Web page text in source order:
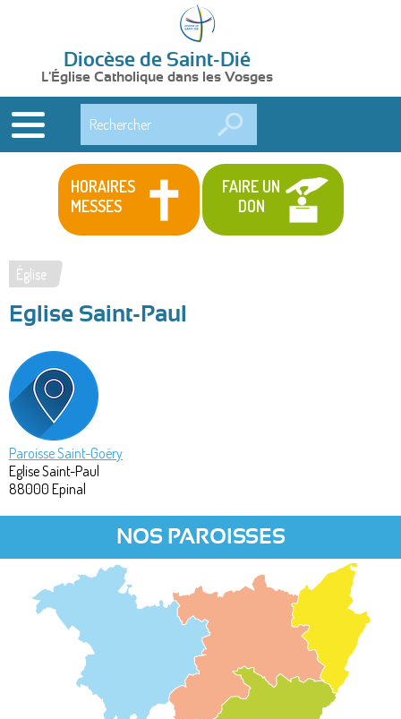
Diocèse de Saint-Dié
L'Église Catholique dans les Vosges
HORAIRES
MESSES
FAIRE UN
DON
Vous
êtes
ici
Église
Eglise Saint-Paul
Paroisse Saint-Goëry
Eglise Saint-Paul
88000 Epinal
NOS PAROISSES